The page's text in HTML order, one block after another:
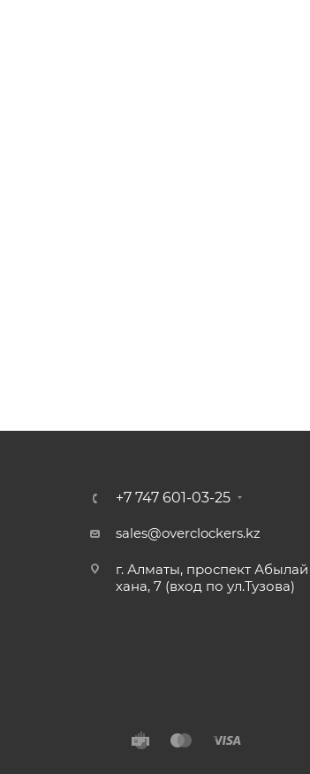
+7 747 601-03-25
sales@overclockers.kz
г. Алматы, проспект Абылай
хана, 7 (вход по ул.Тузова)